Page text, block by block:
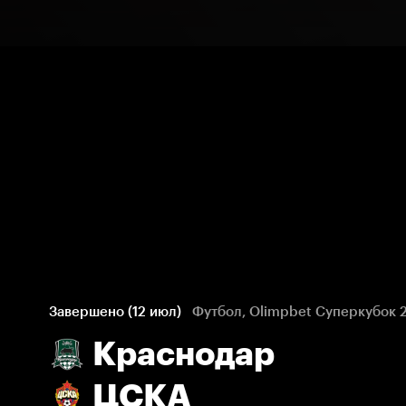
Завершено (12 июл) Футбол, Olimpbet Суперкубок
Краснодар
ЦСКА